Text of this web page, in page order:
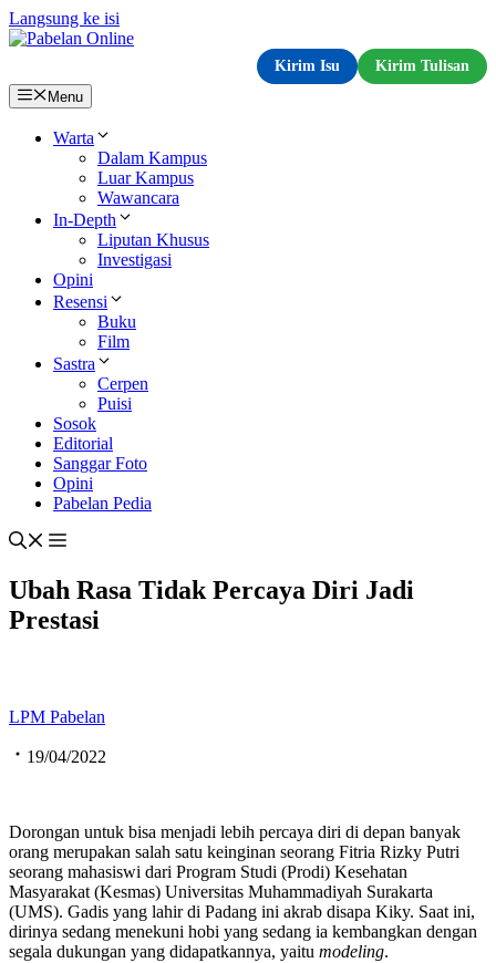
Langsung ke isi
Kirim Isu
Kirim Tulisan
Menu
Warta
Dalam Kampus
Luar Kampus
Wawancara
In-Depth
Liputan Khusus
Investigasi
Opini
Resensi
Buku
Film
Sastra
Cerpen
Puisi
Sosok
Editorial
Sanggar Foto
Opini
Pabelan Pedia
Ubah Rasa Tidak Percaya Diri Jadi
Prestasi
LPM Pabelan
19/04/2022
Dorongan untuk bisa menjadi lebih percaya diri di depan banyak
orang merupakan salah satu keinginan seorang Fitria Rizky Putri
seorang mahasiswi dari Program Studi (Prodi) Kesehatan
Masyarakat (Kesmas) Universitas Muhammadiyah Surakarta
(UMS). Gadis yang lahir di Padang ini akrab disapa Kiky. Saat ini,
dirinya sedang menekuni hobi yang sedang ia kembangkan dengan
segala dukungan yang didapatkannya, yaitu modeling.